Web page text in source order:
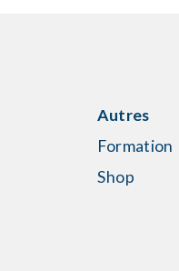
Autres
Formation
Shop